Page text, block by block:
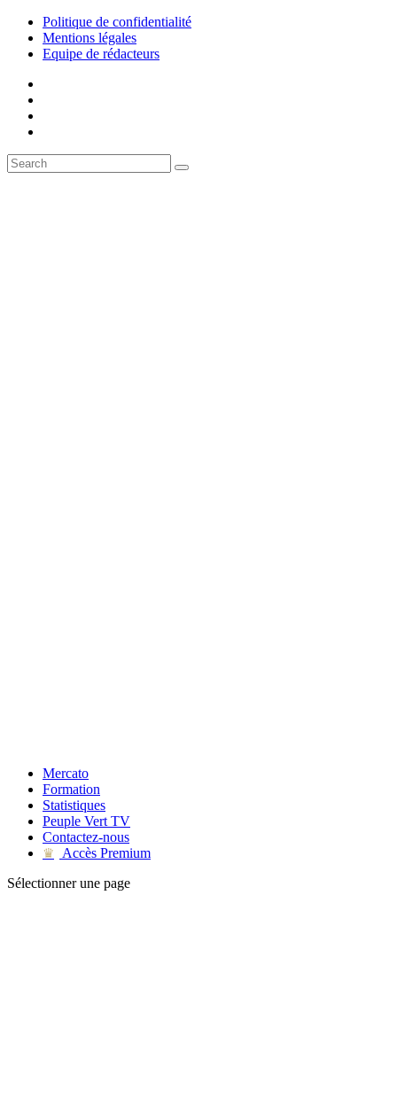
Politique de confidentialité
Mentions légales
Equipe de rédacteurs
Mercato
Formation
Statistiques
Peuple Vert TV
Contactez-nous
♛
Accès Premium
Sélectionner une page